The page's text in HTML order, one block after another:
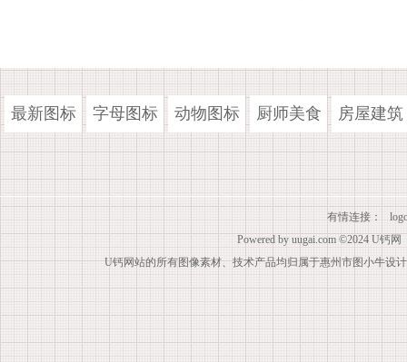
最新图标 字母图标 动物图标 厨师美食 房屋建筑
有情连接：
Powered by uugai.com ©2024 U钙网
U钙网站的所有图像素材、技术产品均归属于惠州市图小牛设